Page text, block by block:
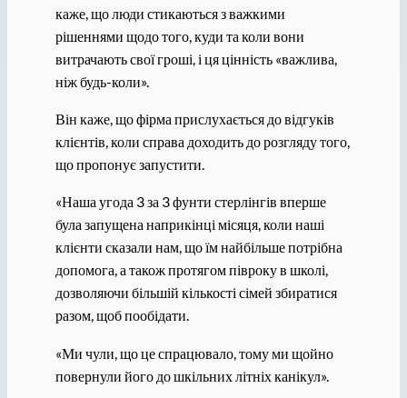
каже, що люди стикаються з важкими
рішеннями щодо того, куди та коли вони
витрачають свої гроші, і ця цінність «важлива,
ніж будь-коли».
Він каже, що фірма прислухається до відгуків
клієнтів, коли справа доходить до розгляду того,
що пропонує запустити.
«Наша угода 3 за 3 фунти стерлінгів вперше
була запущена наприкінці місяця, коли наші
клієнти сказали нам, що їм найбільше потрібна
допомога, а також протягом півроку в школі,
дозволяючи більшій кількості сімей збиратися
разом, щоб пообідати.
«Ми чули, що це спрацювало, тому ми щойно
повернули його до шкільних літніх канікул».